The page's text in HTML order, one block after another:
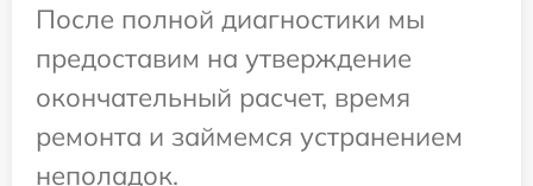
После полной диагностики мы
предоставим на утверждение
окончательный расчет, время
ремонта и займемся устранением
неполадок.